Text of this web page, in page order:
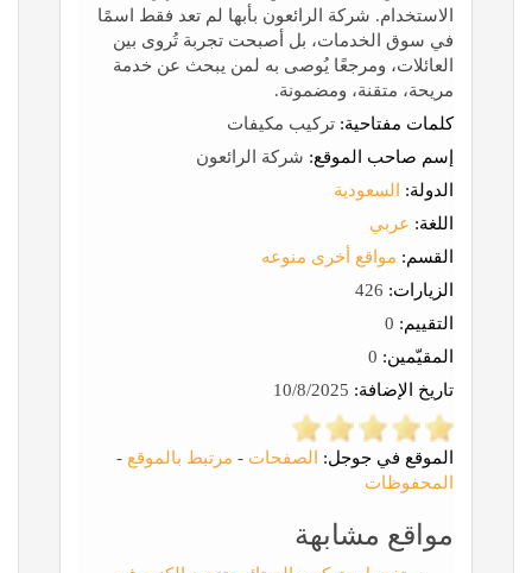
الاستخدام. شركة الرائعون بأبها لم تعد فقط اسمًا
في سوق الخدمات، بل أصبحت تجربة تُروى بين
العائلات، ومرجعًا يُوصى به لمن يبحث عن خدمة
مريحة، متقنة، ومضمونة.
كلمات مفتاحية: تركيب مكيفات
إسم صاحب الموقع: شركة الرائعون
الدولة:
السعودية
اللغة: عربي
القسم: مواقع أخرى منوعه
الزيارات:
التقييم:
المقيّمين:
تاريخ الإضافة:
الموقع في جوجل: الصفحات - مرتبط بالموقع -
المحفوظات
مواقع مشابهة